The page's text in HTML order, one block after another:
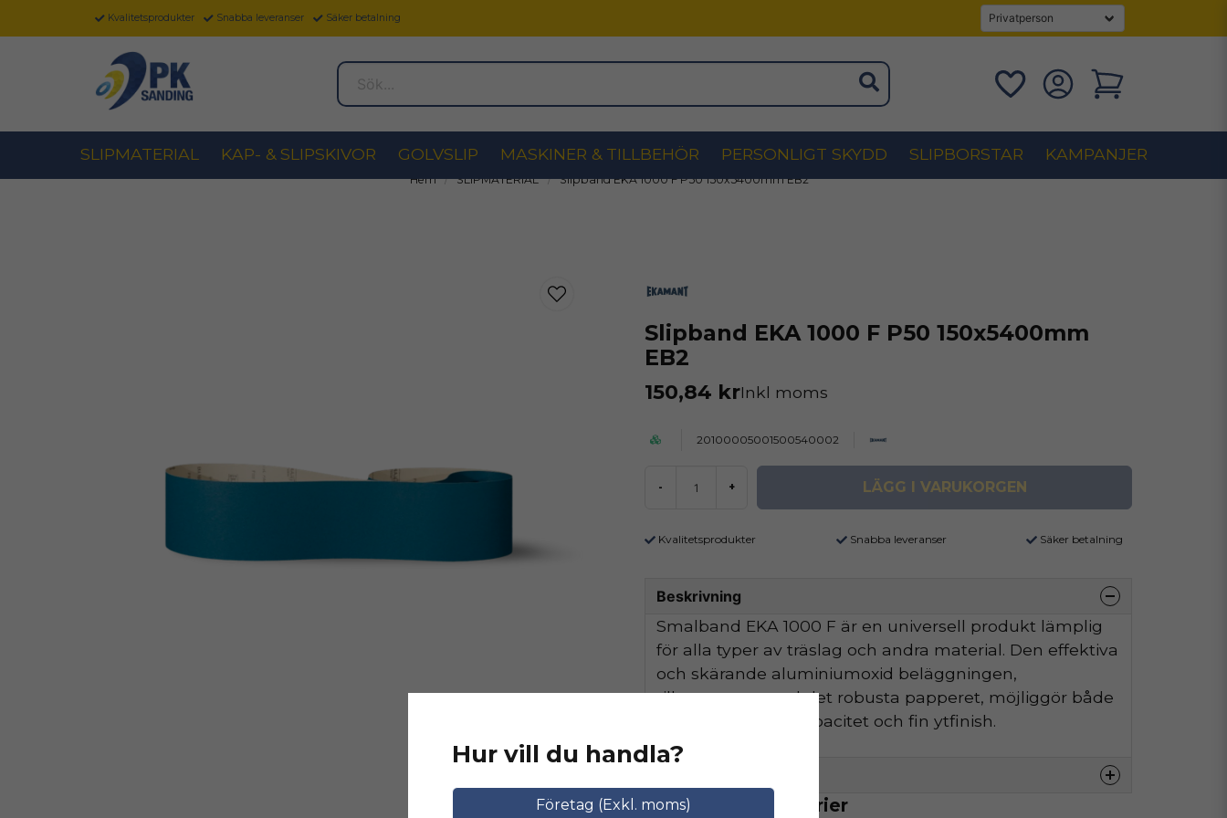
Kvalitetsprodukter Snabba leveranser Säker betalning
Sök...
SLIPMATERIAL KAP- & SLIPSKIVOR GOLVSLIP MASKINER & TILLBEHÖR PERSONLIGT SKYDD SLIPBORSTAR KAMPANJER
Hem SLIPMATERIAL Slipband EKA 1000 F P50 150x5400mm EB2
Slipband EKA 1000 F P50 150x5400mm
EB2
150,84 krInkl moms
20100005001500540002
- + LÄGG I VARUKORGEN
Kvalitetsprodukter Snabba leveranser Säker betalning
Beskrivning
Smalband EKA 1000 F är en universell produkt lämplig
för alla typer av träslag och andra material. Den effektiva
och skärande aluminiumoxid beläggningen,
tillsammans med det robusta papperet, möjliggör både
hög avverkningskapacitet och fin ytfinish.
Relaterade kategorier
Hur vill du handla?
Företag (Exkl. moms)